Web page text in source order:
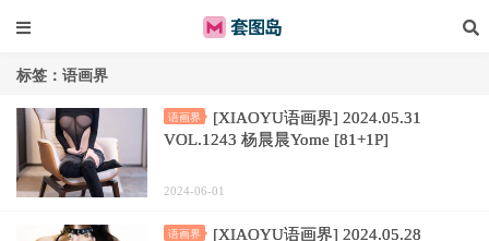
标签：语画界
语画界
[XIAOYU语画界] 2024.05.31
VOL.1243 杨晨晨Yome [81+1P]
2024-06-01
语画界
[XIAOYU语画界] 2024.05.28